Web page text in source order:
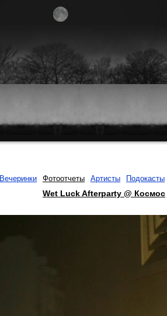
Вечеринки Фотоотчеты Артисты Подокасты
Wet Luck Afterparty @ Космос